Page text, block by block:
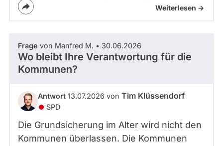
Weiterlesen ->
Frage von Manfred M. • 30.06.2026
Wo bleibt Ihre Verantwortung für die
Kommunen?
Antwort 13.07.2026 von Tim Klüssendorf
SPD
Die Grundsicherung im Alter wird nicht den
Kommunen überlassen. Die Kommunen